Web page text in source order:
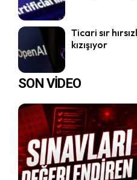
Ticari sır
kızışıyor
SON VİDEO